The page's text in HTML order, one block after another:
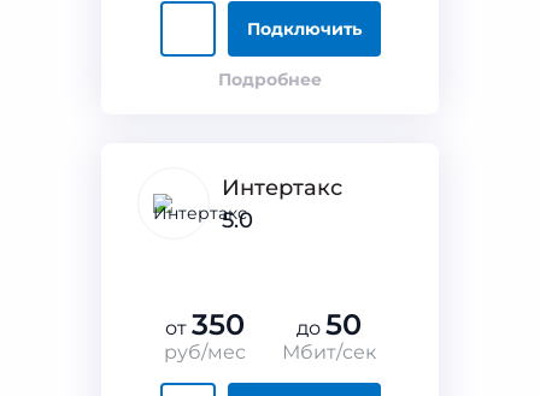
Подключить
Подробнее
Интертакс
5.0
от 350
руб/мес
до 50
Мбит/сек